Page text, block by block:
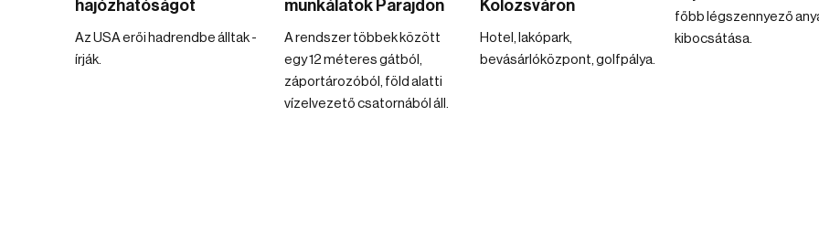
hajózhatóságot
Az USA erői hadrendbe álltak -
írják.
munkálatok Parajdon
A rendszer többek között
egy 12 méteres gátból,
záportározóból, föld alatti
vízelvezető csatornából áll.
Kolozsváron
Hotel, lakópark,
bevásárlóközpont, golfpálya.
főbb légszennyező
kibocsátása.